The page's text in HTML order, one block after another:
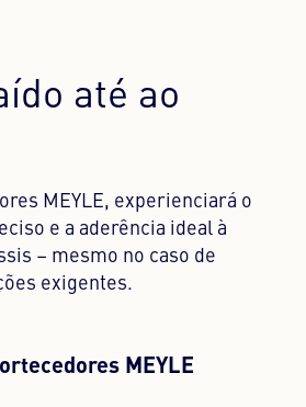
até ao
MEYLE, experienciará o
e a aderência ideal à
– mesmo no caso de
exigentes.
MEYLE